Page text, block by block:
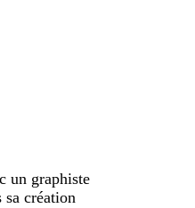
un graphiste
sa création